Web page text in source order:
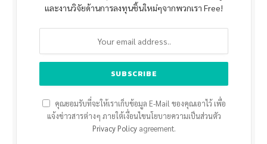
และงานวิจัยด้านการลงทุนชิ้นใหม่ๆจากพวกเรา Free!
คุณยอมรับที่จะให้เราเก็บข้อมูล E-Mail ของคุณเอาไว้ เพื่อ
แจ้งข่าวสารต่างๆ ภายใต้เงื่อนไขนโยบายความเป็นส่วนตัว
Privacy Policyagreement.